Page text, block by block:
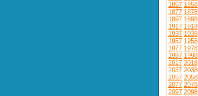
1857 1858
1877 1878
1897 1898
1917 1918
1937 1938
1957 1958
1977 1978
1997 1998
2017 2018
2037 2038
2057 2058
2077 2078
2097 2098